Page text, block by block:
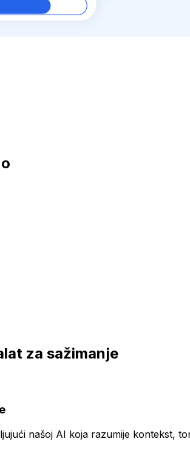
za sažimanje
našoj AI koja razumije kontekst,